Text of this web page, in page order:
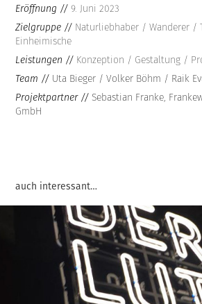
Eröffnung //9. Juni 2023
Zielgruppe // Naturliebhaber / Wanderer
Einheimische
Leistungen // Konzeption / Gestaltung /
Team // Uta Bieger / Volker Böhm / Raik
Projektpartner //Sebastian Franke,
GmbH
auch interessant…